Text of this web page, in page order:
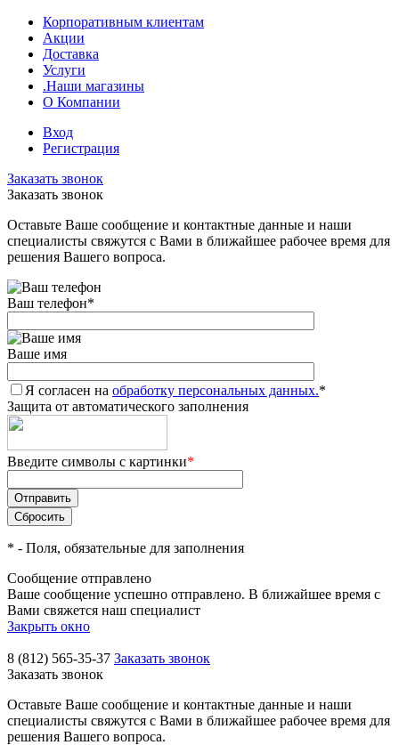
Корпоративным клиентам
Акции
Доставка
Услуги
.Наши магазины
О Компании
Вход
Регистрация
Заказать звонок
Заказать звонок
Оставьте Ваше сообщение и контактные данные и наши
специалисты свяжутся с Вами в ближайшее рабочее время для
решения Вашего вопроса.
Ваш телефон*
Ваше имя
Я согласен на обработку персональных данных.*
Защита от автоматического заполнения
Введите символы с картинки*
* - Поля, обязательные для заполнения
Сообщение отправлено
Ваше сообщение успешно отправлено. В ближайшее время с
Вами свяжется наш специалист
Закрыть окно
8 (812) 565-35-37 Заказать звонок
Заказать звонок
Оставьте Ваше сообщение и контактные данные и наши
специалисты свяжутся с Вами в ближайшее рабочее время для
решения Вашего вопроса.